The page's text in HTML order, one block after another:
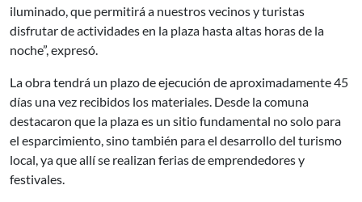
iluminado, que permitirá a nuestros vecinos y turistas
disfrutar de actividades en la plaza hasta altas horas de la
noche”, expresó.
La obra tendrá un plazo de ejecución de aproximadamente 45
días una vez recibidos los materiales. Desde la comuna
destacaron que la plaza es un sitio fundamental no solo para
el esparcimiento, sino también para el desarrollo del turismo
local, ya que allí se realizan ferias de emprendedores y
festivales.